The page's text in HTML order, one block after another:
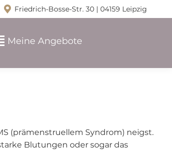
Friedrich-Bosse-Str. 30 | 04159 Leipzig
Meine Angebote
(prämenstruellem Syndrom) neigst.
Blutungen oder sogar das